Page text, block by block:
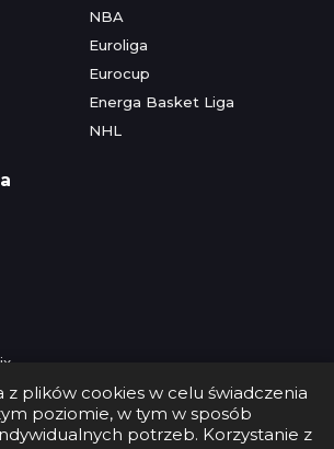
z plików cookies w celu świadczenia
poziomie, w tym w sposób
potrzeb. Korzystanie z
NBA
Euroliga
Eurocup
Energa Basket Liga
NHL